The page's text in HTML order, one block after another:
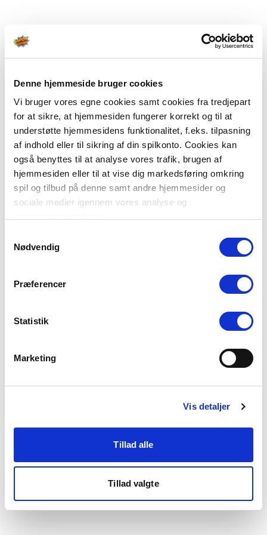
Denne hjemmeside bruger cookies
Vi bruger vores egne cookies samt cookies fra tredjepart
for at sikre, at hjemmesiden fungerer korrekt og til at
understøtte hjemmesidens funktionalitet, f.eks. tilpasning
af indhold eller til sikring af din spilkonto. Cookies kan
også benyttes til at analyse vores trafik, brugen af
hjemmesiden eller til at vise dig markedsføring omkring
spil og tilbud på denne samt andre hjemmesider og
sociale medier igennem vores analyse og
Du kan læse mere om vores brug af cookies under
"Detaljer" eller ved at klikke videre til vores Cookiepolitik,
Nødvendig
Præferencer
Statistik
Marketing
Vis detaljer
Tillad alle
Tillad valgte